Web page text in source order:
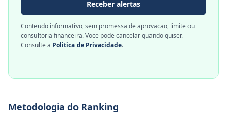
Receber alertas
Conteudo informativo, sem promessa de aprovacao, limite ou
consultoria financeira. Voce pode cancelar quando quiser.
Consulte a Politica de Privacidade.
Metodologia do Ranking